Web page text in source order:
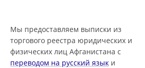
Мы предоставляем выписки из
торгового реестра юридических и
физических лиц Афганистана с
переводом на русский язык и